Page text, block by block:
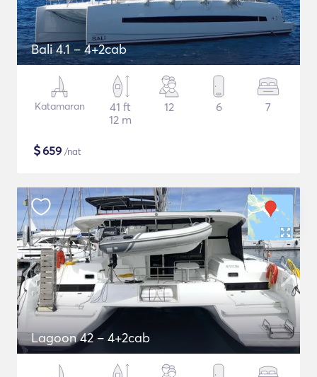
Bali 4.1 – 4+2cab
Katamaran
41 ft
12 m
12 6 7
$659 /nat
Lagoon 42 – 4+2cab